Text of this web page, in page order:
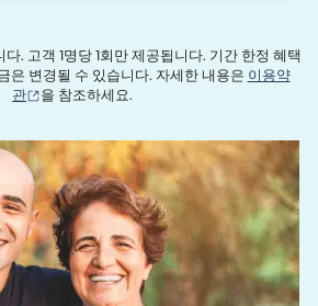
. 고객 1명당 1회만 제공됩니다. 기간 한정 혜택
은 변경될 수 있습니다. 자세한 내용은 이용약
관
(새 창에서 열림)
을 참조하세요.